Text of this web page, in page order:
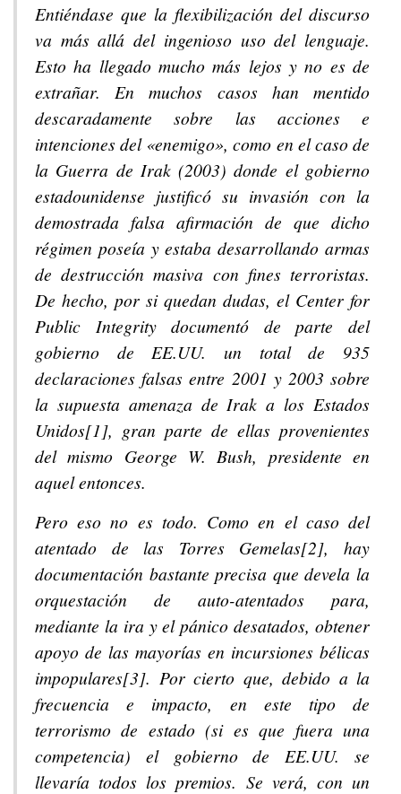
Entiéndase que la flexibilización del discurso
va más allá del ingenioso uso del lenguaje.
Esto ha llegado mucho más lejos y no es de
extrañar. En muchos casos han mentido
descaradamente sobre las acciones e
intenciones del «enemigo», como en el caso de
la Guerra de Irak (2003) donde el gobierno
estadounidense justificó su invasión con la
demostrada falsa afirmación de que dicho
régimen poseía y estaba desarrollando armas
de destrucción masiva con fines terroristas.
De hecho, por si quedan dudas, el Center for
Public Integrity documentó de parte del
gobierno de EE.UU. un total de 935
declaraciones falsas entre 2001 y 2003 sobre
la supuesta amenaza de Irak a los Estados
Unidos[1], gran parte de ellas provenientes
del mismo George W. Bush, presidente en
aquel entonces.
Pero eso no es todo. Como en el caso del
atentado de las Torres Gemelas[2], hay
documentación bastante precisa que devela la
orquestación de auto-atentados para,
mediante la ira y el pánico desatados, obtener
apoyo de las mayorías en incursiones bélicas
impopulares[3]. Por cierto que, debido a la
frecuencia e impacto, en este tipo de
terrorismo de estado (si es que fuera una
competencia) el gobierno de EE.UU. se
llevaría todos los premios. Se verá, con un